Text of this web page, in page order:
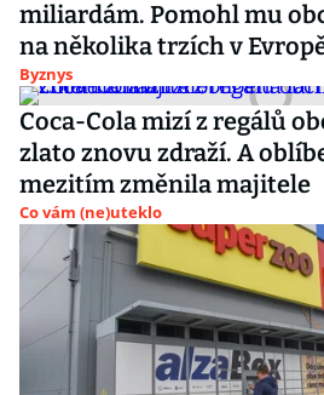
miliardám. Pomohl mu
na několika trzích v
Byznys
Coca-Cola mizí z regálů
zlato znovu zdraží. A
mezitím změnila majitele
Co vám (ne)uteklo